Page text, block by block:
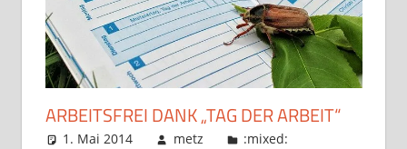
ARBEITSFREI DANK „TAG DER ARBEIT“
1. Mai 2014 metz :mixed: